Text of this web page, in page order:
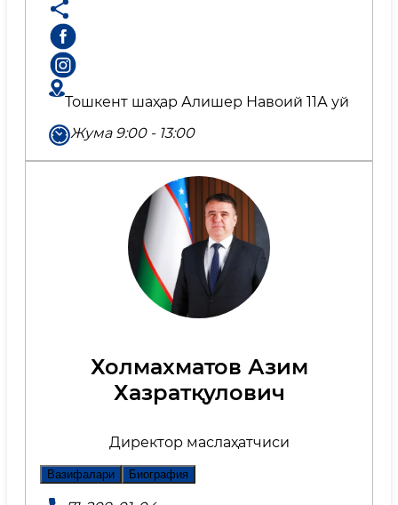
Тошкент шаҳар Алишер Навоий 11А уй
Жума 9:00 - 13:00
Холмахматов Азим
Хазратқулович
Директор маслаҳатчиси
Вазифалари Биография